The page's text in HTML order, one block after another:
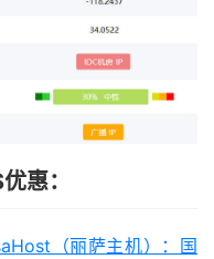
惠：
（丽萨主机）：国